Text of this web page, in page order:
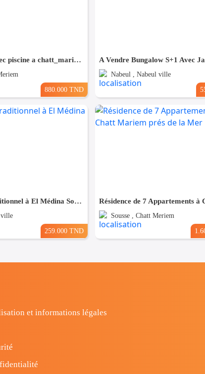
A Vendre villa avec piscine a chatt_mariem pré résidence Costa
880.000 TND
Nabeul , Nabeul ville
Maison style traditionnel à El Médina Sousse
ville
259.000 TND
Sousse , Chatt Meriem
et informations légales